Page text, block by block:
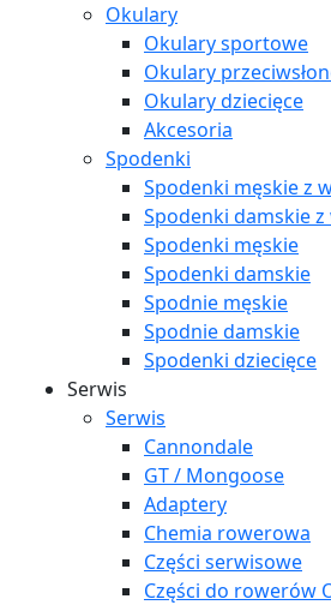
Okulary
Okulary sportowe
Okulary
Okulary dziecięce
Akcesoria
Spodenki
Spodenki męskie z
Spodenki damskie z
Spodenki męskie
Spodenki damskie
Spodnie męskie
Spodnie damskie
Spodenki dziecięce
Serwis
Serwis
Cannondale
GT / Mongoose
Adaptery
Chemia rowerowa
Części serwisowe
Części do rowerów